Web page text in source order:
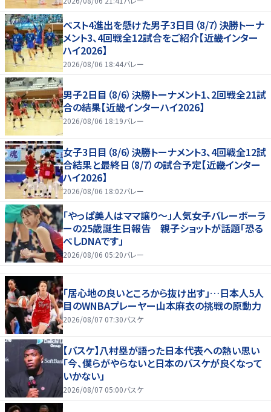
ベスト4進出を懸けた男子3日目（8/7）決勝トーナ
メント3、4回戦全12試合をご紹介【近畿インター
ハイ2026】
2026/08/06 18:44バレー
男子2日目（8/6）決勝トーナメント1、2回戦全21試
合の結果【近畿インターハイ2026】
2026/08/06 18:19バレー
女子3日目（8/6）決勝トーナメント3、4回戦全12試
合結果と最終日（8/7）の試合予定【近畿インター
ハイ2026】
2026/08/06 18:02バレー
「やっぱ美人はママ譲り～」人気女子バレーボーラ
ーの25歳誕生日報告 親子ショットが話題「恐る
べしDNAです」
2026/08/06 05:20バレー
「居心地の良いところから抜け出す」…日本人5人
目のWNBAプレーヤー山本麻衣の挑戦の原動力
2026/08/07 07:30バスケ
【バスケ】八村塁が語った日本代表への熱い思い
「今、僕らがやらないと日本のバスケが良くなって
いかない」
2026/08/07 05:00バスケ